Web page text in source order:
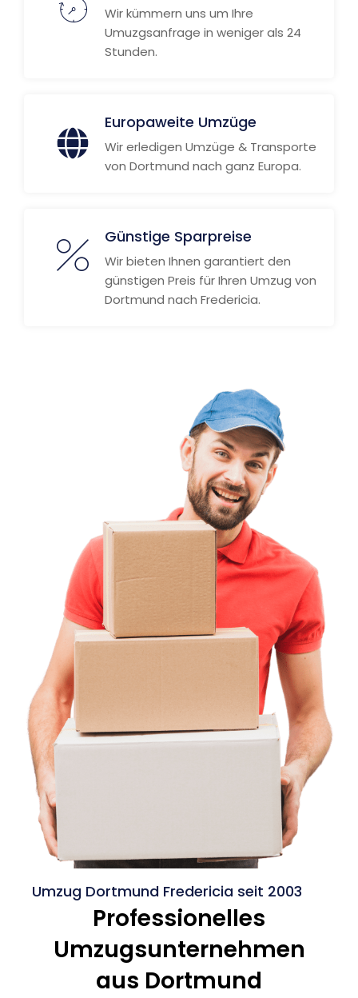
Wir kümmern uns um Ihre
Umuzgsanfrage in weniger als 24
Stunden.
Europaweite Umzüge
Wir erledigen Umzüge & Transporte
von Dortmund nach ganz Europa.
Günstige Sparpreise
Wir bieten Ihnen garantiert den
günstigen Preis für Ihren Umzug von
Dortmund nach Fredericia.
Umzug Dortmund Fredericia seit 2003
Professionelles
Umzugsunternehmen
aus Dortmund